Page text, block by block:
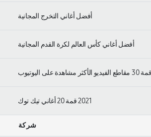
أفضل أغاني التخرج المجانية
أفضل أغاني كأس العالم لكرة القدم المجانية